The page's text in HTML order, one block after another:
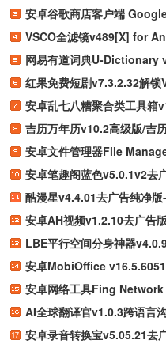
安卓谷歌商店客户端
VSCO全滤镜v489[X] for
网易有道词典U-Dictionary
红果免费短剧v7.3.2.32解锁
安卓乱七八糟聚合类工具箱
吉历万年历v10.2高级版/吉
安卓文件管理器File
安卓笔趣阁蓝色v5.0.1v2去
酷漫星v4.4.01去广告纯净
安卓AH视频v1.2.10去广告
LBE平行空间分身神器
安卓MobiOffice
安卓网络工具Fing
AI全球翻译官v1.0.3跨语言
安卓录音转换宝v5.05.21去